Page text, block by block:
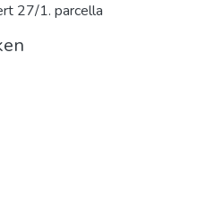
27/1. parcella